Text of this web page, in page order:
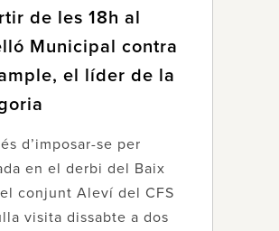
de les 18h al
Municipal contra
el líder de la
d’imposar-se per
en el derbi del Baix
el conjunt Aleví del CFS
visita dissabte a dos